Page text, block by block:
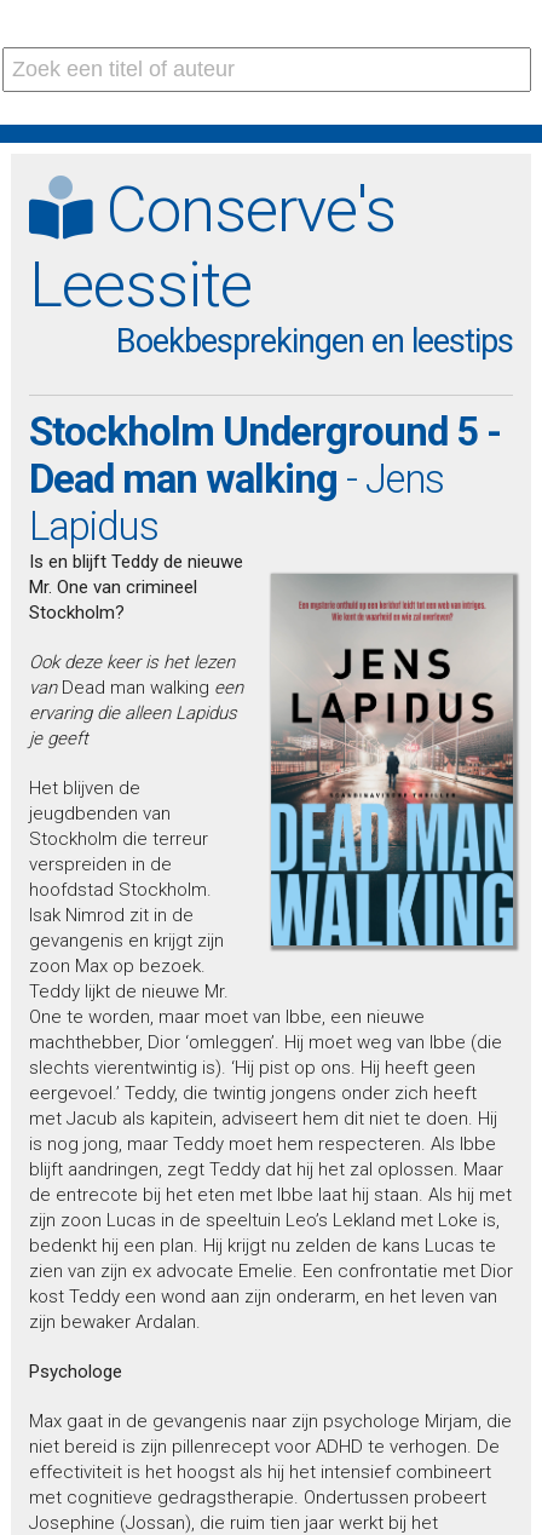
Conserve's
Leessite
Boekbesprekingen en leestips
Stockholm Underground 5 -
Dead man walking - Jens
Lapidus
Is en blijft Teddy de nieuwe
Mr. One van crimineel
Stockholm?
Ook deze keer is het lezen
van Dead man walking een
ervaring die alleen Lapidus
je geeft
Het blijven de
jeugdbenden van
Stockholm die terreur
verspreiden in de
hoofdstad Stockholm.
Isak Nimrod zit in de
gevangenis en krijgt zijn
zoon Max op bezoek.
Teddy lijkt de nieuwe Mr.
One te worden, maar moet van Ibbe, een nieuwe
machthebber, Dior ‘omleggen’. Hij moet weg van Ibbe (die
slechts vierentwintig is). ‘Hij pist op ons. Hij heeft geen
eergevoel.’ Teddy, die twintig jongens onder zich heeft
met Jacub als kapitein, adviseert hem dit niet te doen. Hij
is nog jong, maar Teddy moet hem respecteren. Als Ibbe
blijft aandringen, zegt Teddy dat hij het zal oplossen. Maar
de entrecote bij het eten met Ibbe laat hij staan. Als hij met
zijn zoon Lucas in de speeltuin Leo’s Lekland met Loke is,
bedenkt hij een plan. Hij krijgt nu zelden de kans Lucas te
zien van zijn ex advocate Emelie. Een confrontatie met Dior
kost Teddy een wond aan zijn onderarm, en het leven van
zijn bewaker Ardalan.
Psychologe
Max gaat in de gevangenis naar zijn psychologe Mirjam, die
niet bereid is zijn pillenrecept voor ADHD te verhogen. De
effectiviteit is het hoogst als hij het intensief combineert
met cognitieve gedragstherapie. Ondertussen probeert
Josephine (Jossan), die ruim tien jaar werkt bij het